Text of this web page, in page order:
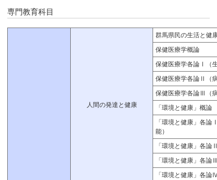
専門教育科目
人間の発達と健康
群馬県民の生活と健
保健医療学概論
保健医療学各論Ⅰ（
保健医療学各論Ⅱ（
保健医療学各論Ⅲ（
「環境と健康」概論
「環境と健康」各論
能）
「環境と健康」各
「環境と健康」各
「環境と健康」各